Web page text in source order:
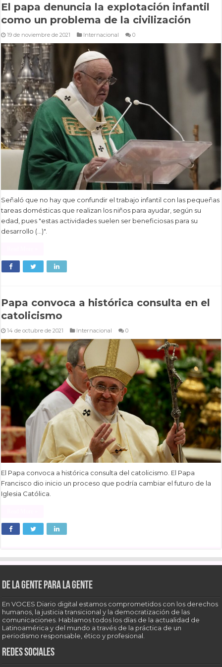
El papa denuncia la explotación infantil
como un problema de la civilización
19 de noviembre de 2021 Internacional 0
Señaló que no hay que confundir el trabajo infantil con las pequeñas
tareas domésticas que realizan los niños para ayudar, según su
edad, pues "estas actividades suelen ser beneficiosas para su
desarrollo (...)".
Papa convoca a histórica consulta en el
catolicismo
14 de octubre de 2021 Internacional 0
El Papa convoca a histórica consulta del catolicismo. El Papa
Francisco dio inicio un proceso que podría cambiar el futuro de la
Iglesia Católica.
De la gente para la gente
En VOCES Diario digital estamos comprometidos con los derechos
humanos, la justicia transicional y la democratización de las
comunicaciones. Hablamos todos los días de la actualidad de
Latinoamérica y del mundo a través de la práctica de un
periodismo responsable, ético y profesional.
Redes sociales